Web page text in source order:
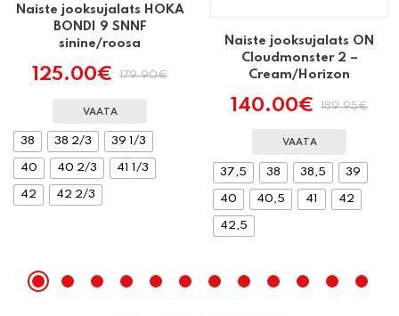
Naiste jooksujalats HOKA
BONDI 9 SNNF
sinine/roosa
179.90€
Algne
oli:
179.90€.
125.00€
Praegune
on:
125.00€.
VAATA
38 38 2/3 39 1/3
40 40 2/3 41 1/3
42 42 2/3
Naiste jooksujalats ON
Cloudmonster 2 –
Cream/Horizon
189.95€
Algne
oli:
189.95€.
140.00€
Praegune
on:
140.00€.
VAATA
37,5 38 38,5 39
40 40,5 41 42
42,5